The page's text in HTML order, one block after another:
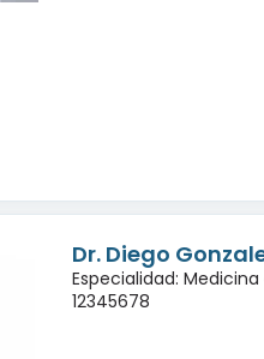
Dr. Diego
Especialidad:
12345678